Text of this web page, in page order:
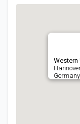
Western
Germany